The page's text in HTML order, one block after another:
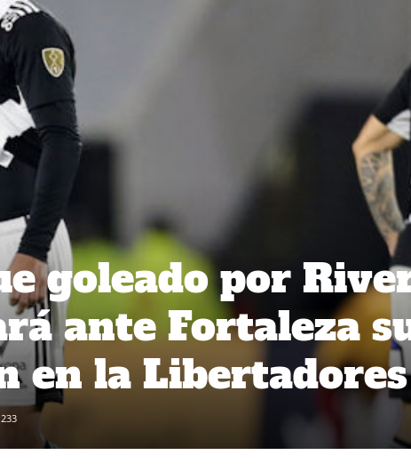
goleado por
ante Fortaleza
en la Libertadores
233